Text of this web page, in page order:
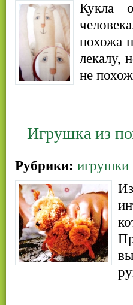
Кукла
похожа
лекалу,
не
Игрушка из
Рубрики: игрушки